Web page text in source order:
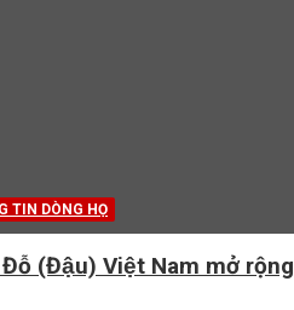
TIN DÒNG HỌ
(Đậu) Việt Nam mở rộng